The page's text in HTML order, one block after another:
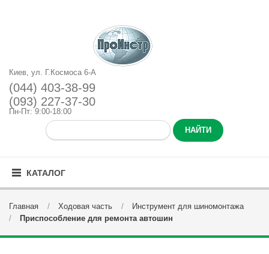
Киев, ул. Г.Космоса 6-А
(044) 403-38-99
(093) 227-37-30
Пн-Пт: 9:00-18:00
КАТАЛОГ
Главная Ходовая часть
Инструмент для шиномонтажа
Приспособление для ремонта автошин